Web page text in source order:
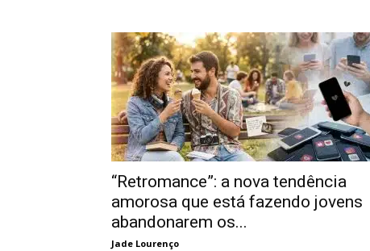
“Retromance”: a nova tendência
amorosa que está fazendo jovens
abandonarem os...
Jade Lourenço